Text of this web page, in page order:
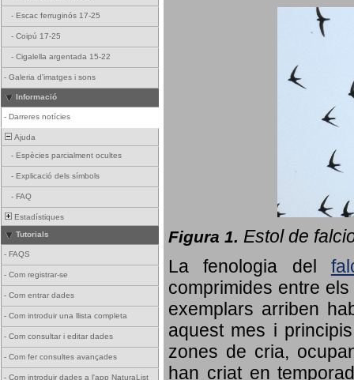
- Escac ferruginós 17-25
- Coipú 17-25
- Cigalella argentada 15-22
- Galeria d'imatges i sons
Informació
- Darreres notícies
Ajuda
- Espècies parcialment ocultes
- Explicació dels símbols
- FAQ
Estadístiques
Tutorials
- FAQS
- Com registrar-se
- Com entrar dades
- Com introduir una llista completa
- Com consultar i editar dades
- Com fer consultes avançades
- Com introduir dades a l'app NaturaList
Figura 1. Estol de
La fenologia del
comprimides entre
exemplars arriben
aquest mes i
zones de cria,
han criat en